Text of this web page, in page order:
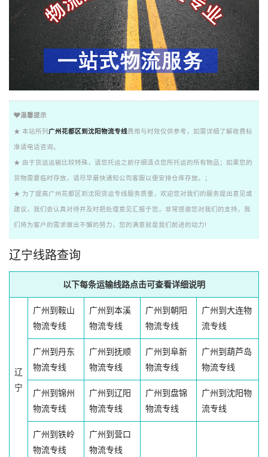
温馨提示
★ 本站所列 广州花都区到沈阳物流专线费用与时效仅供参考，如需详细了解收费标
准请电话咨询。
★ 由于货运运输比较特殊，请您托运之前仔细清点您所托运的所有物品；如果您的
货物需要临时存放，请尽早最快通知公司客服以便安排仓库存放。；
★ 为了提高广州花都区到沈阳货运专线服务质量，欢迎您对我们的服务提出意见或
建议，我们会认真对待并及时把处理意见汇报于您，非常感谢您对我们的支持，我
们将为客户的需求做出不懈的努力，您的满意就是我们前进的动力!
辽宁线路查询
以下每条运输线路点击可查看详细说明
辽
宁
广州到鞍山
物流专线
广州到本溪
物流专线
广州到朝阳
物流专线
广州到大连物
流专线
广州到丹东
物流专线
广州到抚顺
物流专线
广州到阜新
物流专线
广州到葫芦岛
物流专线
广州到锦州
物流专线
广州到辽阳
物流专线
广州到盘锦
物流专线
广州到沈阳物
流专线
广州到铁岭
物流专线
广州到营口
物流专线